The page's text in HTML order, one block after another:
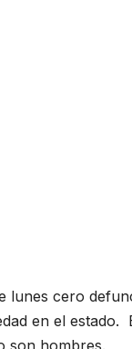
cero
en el